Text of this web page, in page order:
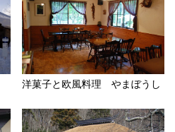
洋菓子と欧風料理 やまぼうし